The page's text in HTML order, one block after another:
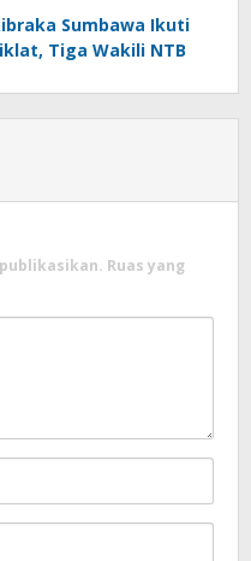
Sumbawa Ikuti
Tiga Wakili NTB
Ruas yang